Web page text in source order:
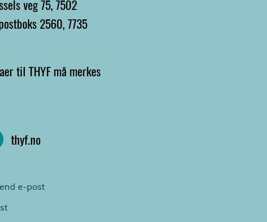
veg 75, 7502
2560, 7735
til THYF må merkes
thyf.no
e-post